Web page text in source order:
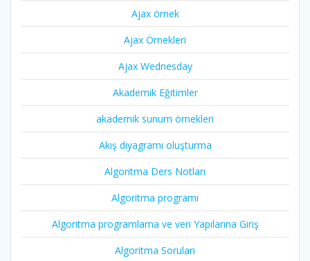
Ajax örnek
Ajax Örnekleri
Ajax Wednesday
Akademik Eğitimler
akademik sunum örnekleri
Akış diyagramı oluşturma
Algoritma Ders Notları
Algoritma programı
Algoritma programlama ve veri Yapılarına Giriş
Algoritma Soruları